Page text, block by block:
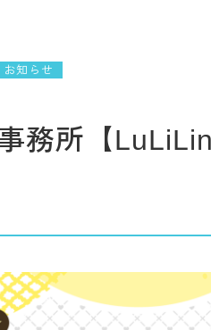
お知らせ
務所【